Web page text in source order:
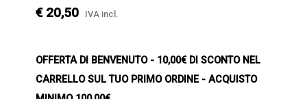
€ 20,50 IVA incl.
OFFERTA DI BENVENUTO- 10,00€ DI SCONTO NEL
CARRELLO SUL TUO PRIMO ORDINE - ACQUISTO